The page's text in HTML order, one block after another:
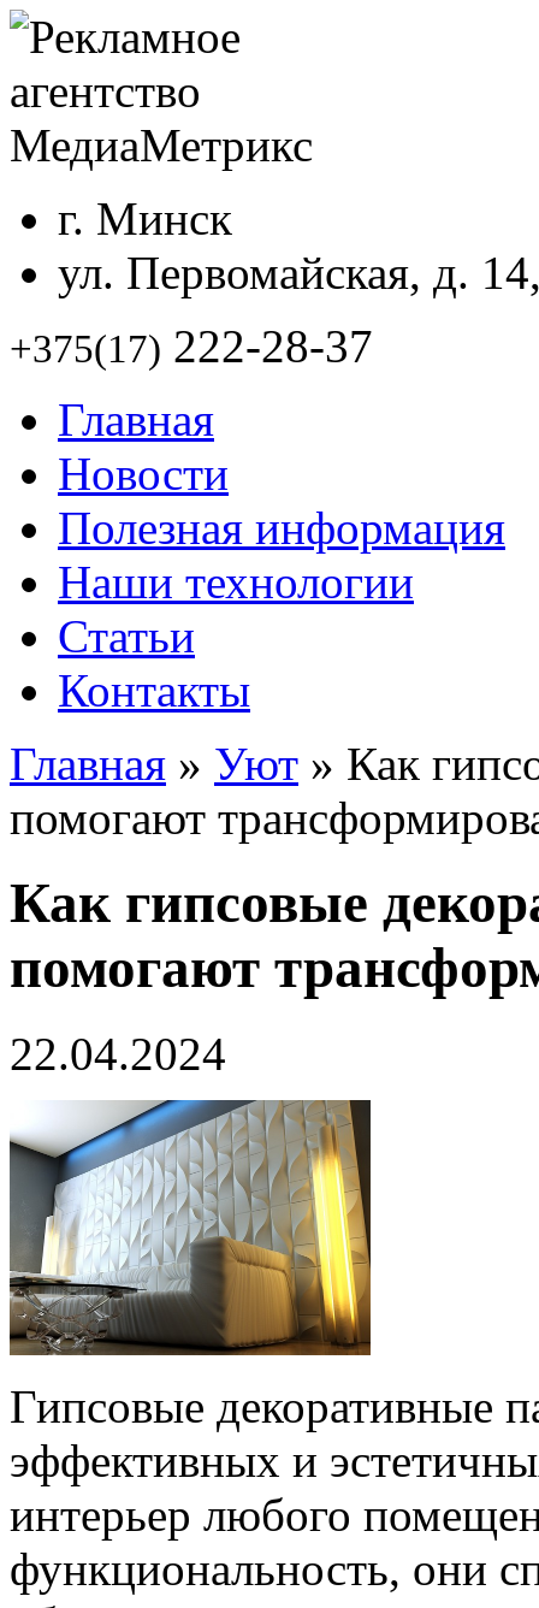
г. Минск
ул. Первомайская, д.
+375(17) 222-28-37
Главная
Новости
Полезная информация
Наши технологии
Статьи
Контакты
Главная » Уют » Как
помогают
Как гипсовые
помогают
22.04.2024
Гипсовые декоративные
эффективных и
интерьер любого
функциональность, они